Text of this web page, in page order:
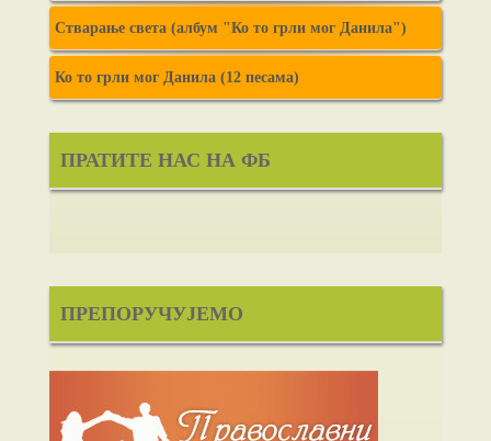
Стварање света (албум "Ко то грли мог Данила")
Ко то грли мог Данила (12 песама)
ПРАТИТЕ НАС НА ФБ
ПРЕПОРУЧУЈЕМО